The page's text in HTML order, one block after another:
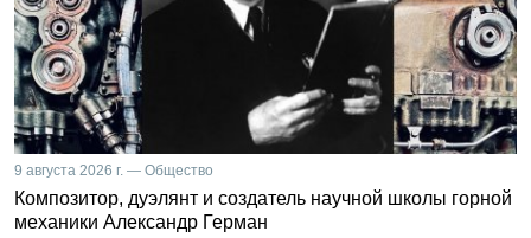
9 августа 2026 г. — Общество
Композитор, дуэлянт и создатель научной школы горной
механики Александр Герман